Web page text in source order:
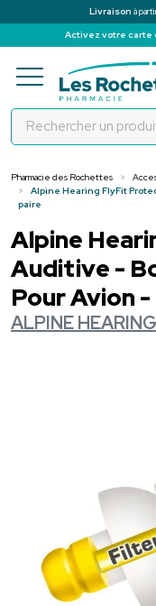
Livraison à
Activez votre
Pharmacie des Rochettes
Alpine Hearing FlyFit
paire
Alpine
Auditive -
Pour Avion -
ALPINE HEARING